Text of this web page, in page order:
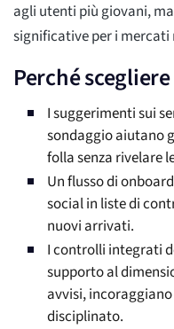
agli utenti più giovani,
significative per i mercati
Perché
I suggerimenti sui
sondaggio aiutano
folla senza rivelare
Un flusso di
social in liste di
nuovi arrivati.
I controlli integrati
supporto al
avvisi,
disciplinato.